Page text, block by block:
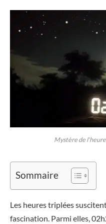
Mystère de
Sommaire
Les heures triplées
fascination. Parmi elles,